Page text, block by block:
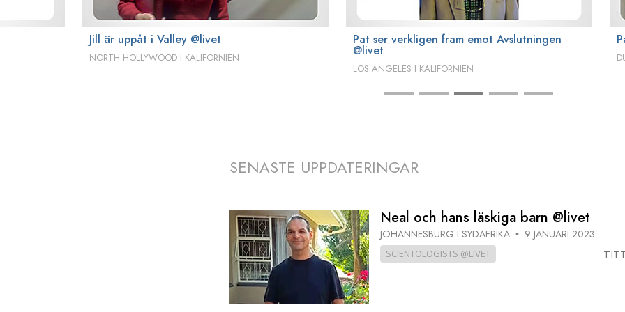
Jill är uppåt i Valley @livet
NORTH HOLLYWOOD I KALIFORNIEN
Pat ser verkligen fram emot Avslutningen
@livet
LOS ANGELES I KALIFORNIEN
SENASTE UPPDATERINGAR
Neal och hans läskiga barn @livet
JOHANNESBURG I SYDAFRIKA • 9 JANUARI 2023
SCIENTOLOGISTS @LIVET